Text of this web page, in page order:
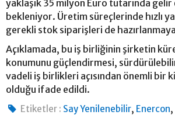
yaklaşık 35 milyon Euro tutarında
bekleniyor. Üretim süreçlerinde hızlı
gerekli stok siparişleri de
Açıklamada, bu iş birliğinin şirketin
konumunu güçlendirmesi,
vadeli iş birlikleri açısından önemli bir
olduğu ifade edildi.
Etiketler : Say Yenilenebilir, Enercon,